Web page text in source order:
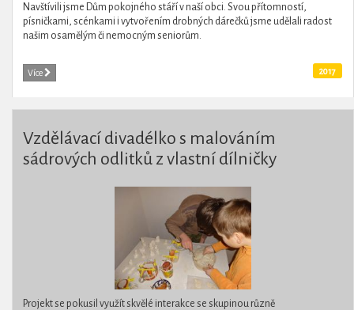
Navštívili jsme Dům pokojného stáří v naší obci. Svou přítomností,
písničkami, scénkami i vytvořením drobných dárečků jsme udělali radost
našim osamělým či nemocným seniorům.
Více 2017
Vzdělávací divadélko s malováním
sádrových odlitků z vlastní dílničky
Projekt se pokusil využít skvělé interakce se skupinou různě